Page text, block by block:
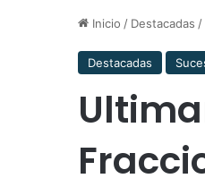
Inicio / Destacadas /
Destacadas